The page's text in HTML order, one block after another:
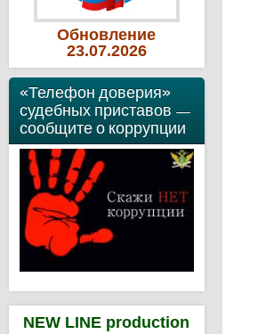
Обновление
23.07.2026
«Телефон доверия»
судебных приставов —
сообщите о коррупции
NEW LINE production